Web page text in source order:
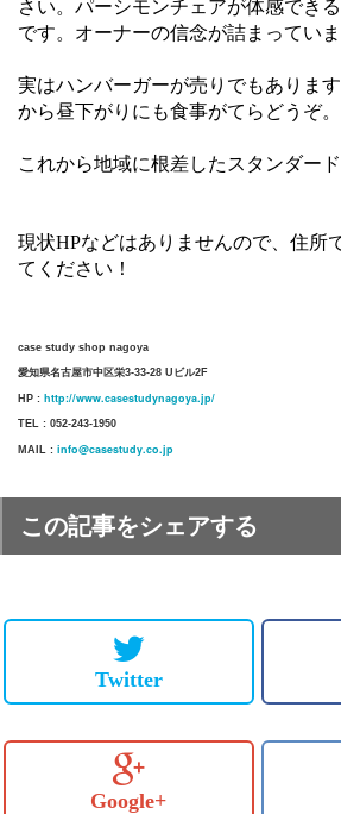
さい。パーシモンチェアが体感でき
です。オーナーの信念が詰まっていま
実はハンバーガーが売りでもありま
から昼下がりにも食事がてらどうぞ。
これから地域に根差したスタンダー
現状HPなどはありませんので、住所
てください！
case study shop nagoya
愛知県名古屋市中区栄3-33-28 Uビル2F
HP : http://www.casestudynagoya.jp/
TEL : 052-243-1950
MAIL : info@casestudy.co.jp
この記事をシェアする
Twitter
Google+